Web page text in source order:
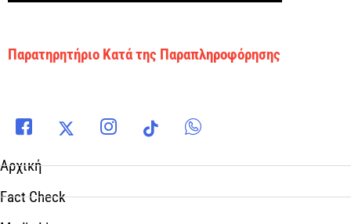
Παρατηρητήριο Κατά της Παραπληροφόρησης
Αρχική
Fact Check